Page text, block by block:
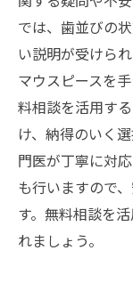
では、歯並びの
い説明が受けら
マウスピースを
料相談を活用す
け、納得のいく
門医が丁寧に対
も行いますので
す。無料相談を
れましょう。